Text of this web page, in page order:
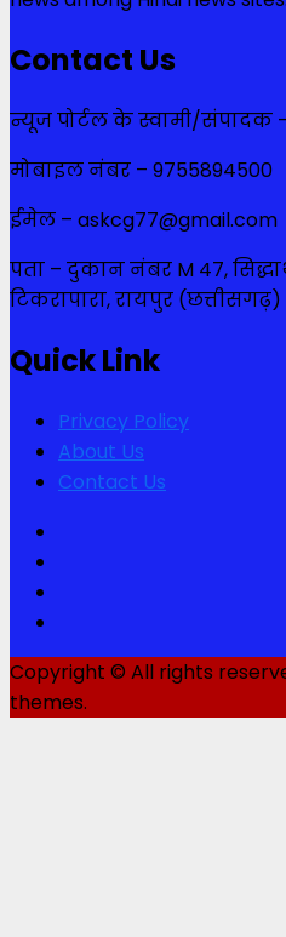
Contact Us
न्यूज पोर्टल के स्वामी/
मोबाइल नंबर – 9755894500
ईमेल – askcg77@gmail.com
पता – दुकान नंबर M 47,
टिकरापारा, रायपुर (छत्तीसगढ़)
Quick Link
Privacy Policy
About Us
Contact Us
Copyright © All rights
themes.